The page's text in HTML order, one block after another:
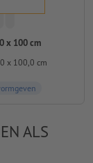
x 100 cm
x 100,0 cm
ALS